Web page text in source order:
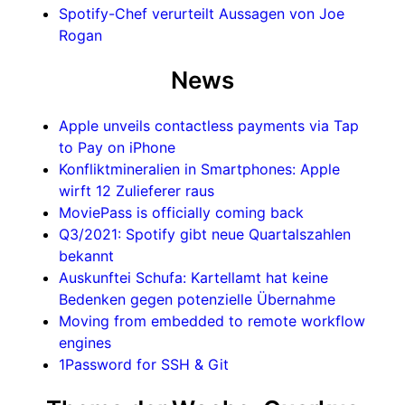
Spotify-Chef verurteilt Aussagen von Joe
Rogan
News
Apple unveils contactless payments via Tap
to Pay on iPhone
Konfliktmineralien in Smartphones: Apple
wirft 12 Zulieferer raus
MoviePass is officially coming back
Q3/2021: Spotify gibt neue Quartalszahlen
bekannt
Auskunftei Schufa: Kartellamt hat keine
Bedenken gegen potenzielle Übernahme
Moving from embedded to remote workflow
engines
1Password for SSH & Git